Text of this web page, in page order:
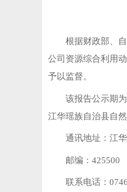
根据财政部、
公司资源综合利用
予以监督。
该报告公示期
江华瑶族自治县自
通讯地址：江
邮编：425500
联系电话：